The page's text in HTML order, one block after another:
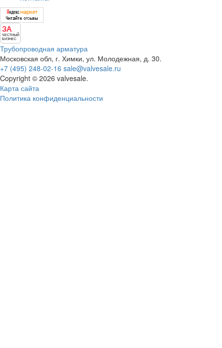
ЗА
ЧЕСТНЫЙ
БИЗНЕС
Трубопроводная арматура
Московская обл, г. Химки, ул. Молодежная, д. 30.
+7 (495) 248-02-16 sale@valvesale.ru
Copyright © 2026 valvesale.
Карта сайта
Политика конфиденциальности